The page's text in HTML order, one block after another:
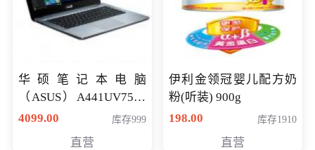
华硕笔记本电脑
（ASUS）A441UV7500
顽石（7代i7-7500U 4G
4099.00 库存999
直营
伊利金领冠婴儿配方奶
粉(听装) 900g
198.00
库存1910
直营